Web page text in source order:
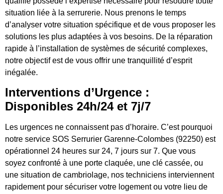
situation liée à la serrurerie. Nous prenons le temps
d’analyser votre situation spécifique et de vous proposer les
solutions les plus adaptées à vos besoins. De la réparation
rapide à l’installation de systèmes de sécurité complexes,
notre objectif est de vous offrir une tranquillité d’esprit
inégalée.
Interventions d’Urgence :
Disponibles 24h/24 et 7j/7
Les urgences ne connaissent pas d’horaire. C’est pourquoi
notre service SOS Serrurier Garenne-Colombes (92250) est
opérationnel 24 heures sur 24, 7 jours sur 7. Que vous
soyez confronté à une porte claquée, une clé cassée, ou
une situation de cambriolage, nos techniciens interviennent
rapidement pour sécuriser votre logement ou votre lieu de